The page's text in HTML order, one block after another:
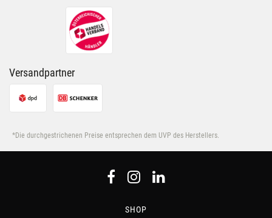
Versandpartner
*Die durchgestrichenen Preise entsprechen dem UVP des Herstellers.
SHOP